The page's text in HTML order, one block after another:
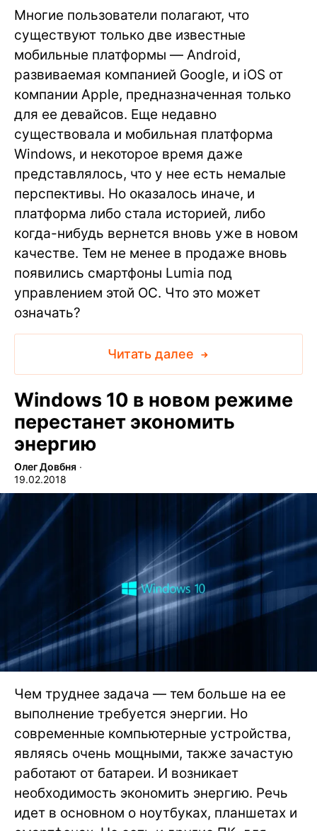
Многие пользователи полагают, что
существуют только две известные
мобильные платформы — Android,
развиваемая компанией Google, и iOS от
компании Apple, предназначенная только
для ее девайсов. Еще недавно
существовала и мобильная платформа
Windows, и некоторое время даже
представлялось, что у нее есть немалые
перспективы. Но оказалось иначе, и
платформа либо стала историей, либо
когда-нибудь вернется вновь уже в новом
качестве. Тем не менее в продаже вновь
появились смартфоны Lumia под
управлением этой ОС. Что это может
означать?
Читать далее
Windows 10 в новом режиме
перестанет экономить
энергию
Олег Довбня ∙
19.02.2018
Чем труднее задача — тем больше на ее
выполнение требуется энергии. Но
современные компьютерные устройства,
являясь очень мощными, также зачастую
работают от батареи. И возникает
необходимость экономить энергию. Речь
идет в основном о ноутбуках, планшетах и